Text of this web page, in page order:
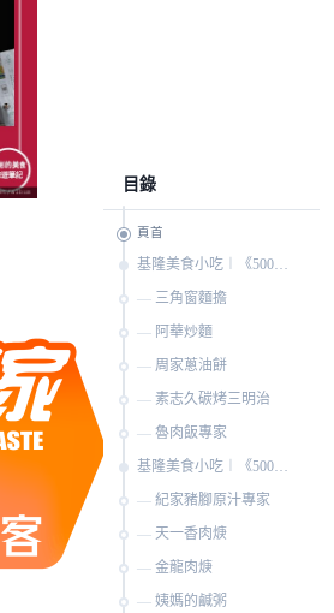
目錄
頁首
三角窗麵擔
阿華炒麵
周家蔥油餅
素志久碳烤三明治
魯肉飯專家
紀家豬腳原汁專家
天一香肉焿
金龍肉焿
姨媽的鹹粥